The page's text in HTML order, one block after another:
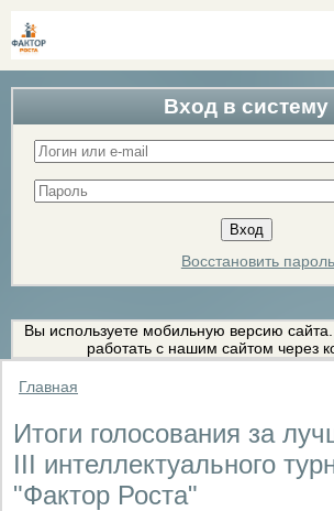
Вход в систему
Восстановить пароль
Вы используете мобильную версию
работать с нашим сайтом через
Главная
Итоги голосования за
III интеллектуального
"Фактор Роста"